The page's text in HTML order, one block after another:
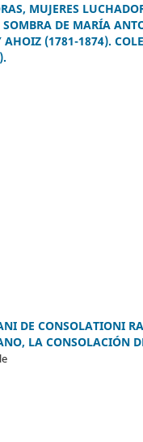
MUJERES
SOMBRA DE MARÍA
AHOIZ (1781-1874).
DE CONSOLATIONI
LA CONSOLACIÓN